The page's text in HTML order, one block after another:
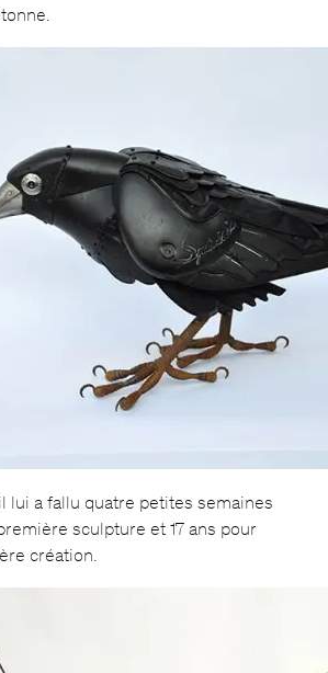
lui a fallu quatre petites semaines
sculpture et 17 ans pour
création.